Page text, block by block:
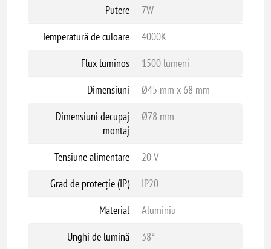
Putere
7W
Temperatură de culoare
4000K
Flux luminos
1500 lumeni
Dimensiuni
Ø45 mm x 68 mm
Dimensiuni decupaj
montaj
Ø78 mm
Tensiune alimentare
20 V
Grad de protecție (IP)
IP20
Material
Aluminiu
Unghi de lumină
38°